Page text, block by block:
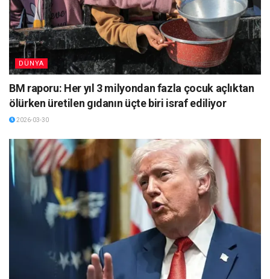
DÜNYA
BM raporu: Her yıl 3 milyondan fazla çocuk açlıktan
ölürken üretilen gıdanın üçte biri israf ediliyor
2026-03-30